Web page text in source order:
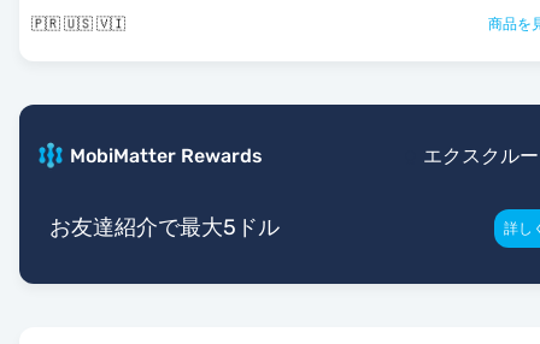
🇵🇷 🇺🇸 🇻🇮 商品を
MobiMatter Rewards エクスクル
お友達紹介で最大5ドル 詳し